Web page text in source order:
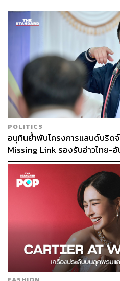
POLITICS
อนุทินย้ำพับโครงการแลนด์บริด
Missing Link รองรับอ่าวไทย-